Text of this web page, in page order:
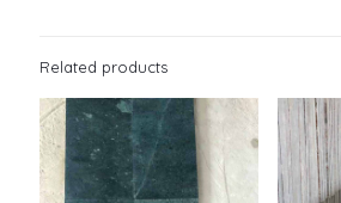
Related products